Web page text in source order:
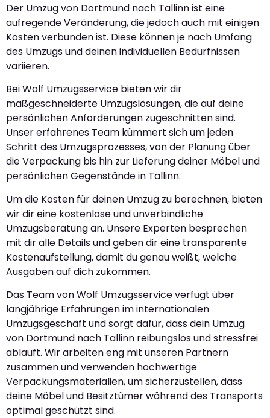
Der Umzug von Dortmund nach Tallinn ist eine
aufregende Veränderung, die jedoch auch mit einigen
Kosten verbunden ist. Diese können je nach Umfang
des Umzugs und deinen individuellen Bedürfnissen
variieren.
Bei Wolf Umzugsservice bieten wir dir
maßgeschneiderte Umzugslösungen, die auf deine
persönlichen Anforderungen zugeschnitten sind.
Unser erfahrenes Team kümmert sich um jeden
Schritt des Umzugsprozesses, von der Planung über
die Verpackung bis hin zur Lieferung deiner Möbel und
persönlichen Gegenstände in Tallinn.
Um die Kosten für deinen Umzug zu berechnen, bieten
wir dir eine kostenlose und unverbindliche
Umzugsberatung an. Unsere Experten besprechen
mit dir alle Details und geben dir eine transparente
Kostenaufstellung, damit du genau weißt, welche
Ausgaben auf dich zukommen.
Das Team von Wolf Umzugsservice verfügt über
langjährige Erfahrungen im internationalen
Umzugsgeschäft und sorgt dafür, dass dein Umzug
von Dortmund nach Tallinn reibungslos und stressfrei
abläuft. Wir arbeiten eng mit unseren Partnern
zusammen und verwenden hochwertige
Verpackungsmaterialien, um sicherzustellen, dass
deine Möbel und Besitztümer während des Transports
optimal geschützt sind.